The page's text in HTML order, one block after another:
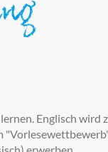
Englisch wird